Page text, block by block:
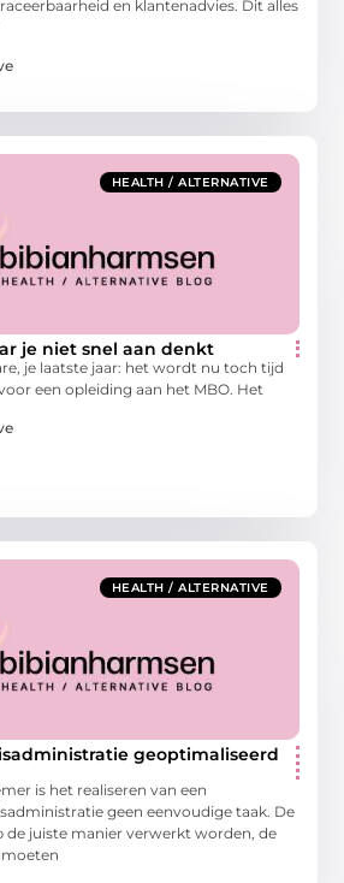
en klantenadvies. Dit alles
HEALTH / ALTERNATIVE
je niet snel aan denkt
je laatste jaar: het wordt nu toch tijd
een opleiding aan het MBO. Het
HEALTH / ALTERNATIVE
geoptimaliseerd
is het realiseren van een
geen eenvoudige taak. De
de juiste manier verwerkt worden, de
moeten